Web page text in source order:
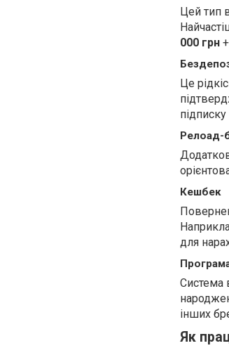
Цей тип
000 грн +
Це
Релоад-
Кешбек
для
Система
інших
Як